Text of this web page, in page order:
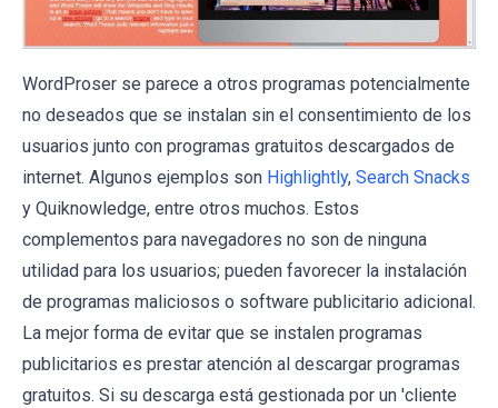
WordProser se parece a otros programas potencialmente
no deseados que se instalan sin el consentimiento de los
usuarios junto con programas gratuitos descargados de
internet. Algunos ejemplos son Highlightly, Search Snacks
y Quiknowledge, entre otros muchos. Estos
complementos para navegadores no son de ninguna
utilidad para los usuarios; pueden favorecer la instalación
de programas maliciosos o software publicitario adicional.
La mejor forma de evitar que se instalen programas
publicitarios es prestar atención al descargar programas
gratuitos. Si su descarga está gestionada por un 'cliente